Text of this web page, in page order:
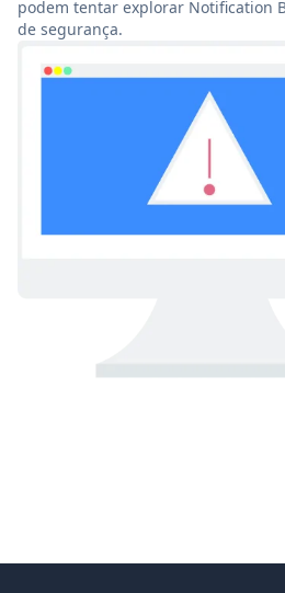
podem tentar explorar Notification
de segurança.